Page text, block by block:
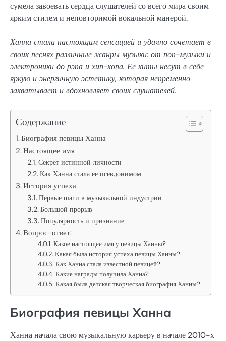
сумела завоевать сердца слушателей со всего мира своим
ярким стилем и неповторимой вокальной манерой.
Ханна стала настоящим сенсацией и удачно сочетает в
своих песнях различные жанры музыки: от поп-музыки и
электроники до рэпа и хип-хопа. Ее хиты несут в себе
яркую и энергичную эстетику, которая непременно
захватывает и вдохновляет своих слушателей.
Содержание
Биография певицы Ханна
Настоящее имя
Секрет истинной личности
Как Ханна стала ее псевдонимом
История успеха
Первые шаги в музыкальной индустрии
Большой прорыв
Популярность и признание
Вопрос-ответ:
Какое настоящее имя у певицы Ханны?
Какая была история успеха певицы Ханны?
Как Ханна стала известной певицей?
Какие награды получила Ханна?
Какая была детская творческая биография Ханны?
Биография певицы Ханна
Ханна начала свою музыкальную карьеру в начале 2010-х